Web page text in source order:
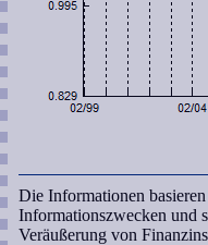
Die Informationen
Informationszwecken und
Veräußerung von